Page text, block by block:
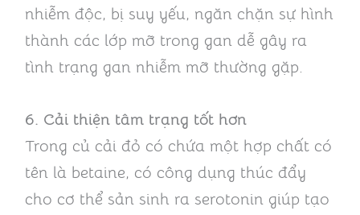
nhiễm độc, bị suy yếu, ngăn chặn sự hình
thành các lớp mỡ trong gan dễ gây ra
tình trạng gan nhiễm mỡ thường gặp.
6. Cải thiện tâm trạng tốt hơn
Trong củ cải đỏ có chứa một hợp chất có
tên là betaine, có công dụng thúc đẩy
cho cơ thể sản sinh ra serotonin giúp tạo